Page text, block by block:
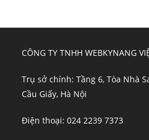
CÔNG TY TNHH WEBKYNANG
Trụ sở chính: Tầng 6, Tòa Nhà
Cầu Giấy, Hà Nội
Điện thoại: 024 2239 7373